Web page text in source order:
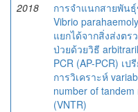
2018
การจำแนกสายพัน
Vibrio
แยกได้จากสิ่งส่งตร
ป่วยด้วยวิธี
PCR (AP-PCR) เป
การวิเคราะห์
number of tandem
(VNTR)